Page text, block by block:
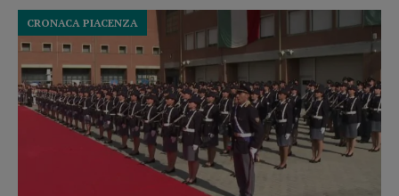
CRONACA PIACENZA